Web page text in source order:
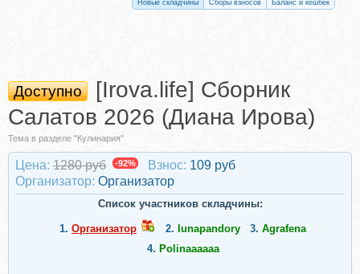
Новые складчины Сборы взносов Баланс и кешбек
Доступно
[Irova.life] Сборник
Салатов 2026 (Диана Ирова)
Тема в разделе "Кулинария"
Цена: 1280 руб -92% Взнос: 109 руб
Организатор: Организатор
Список участников складчины:
1. Организатор 2. lunapandory 3. Agrafena
4. Polinaaaaaa